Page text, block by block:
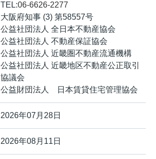
TEL:06-6626-2277
大阪府知事 (3) 第58557号
公益社団法人 全日本不動産協会
公益社団法人 不動産保証協会
公益社団法人 近畿圏不動産流通機構
公益社団法人 近畿地区不動産公正取引
協議会
公益財団法人 日本賃貸住宅管理協会
2026年07月28日
2026年08月11日